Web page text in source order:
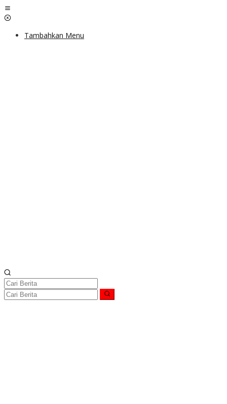
Lewati
ke
Tambahkan Menu